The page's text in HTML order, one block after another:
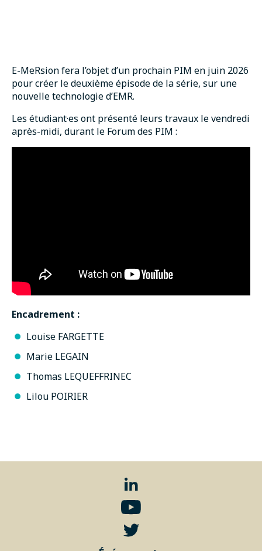
E-MeRsion fera l’objet d’un prochain PIM en juin 2026
pour créer le deuxième épisode de la série, sur une
nouvelle technologie d’EMR.
Les étudiant·es ont présenté leurs travaux le vendredi
après-midi, durant le Forum des PIM :
Encadrement :
Louise FARGETTE
Marie LEGAIN
Thomas LEQUEFFRINEC
Lilou POIRIER